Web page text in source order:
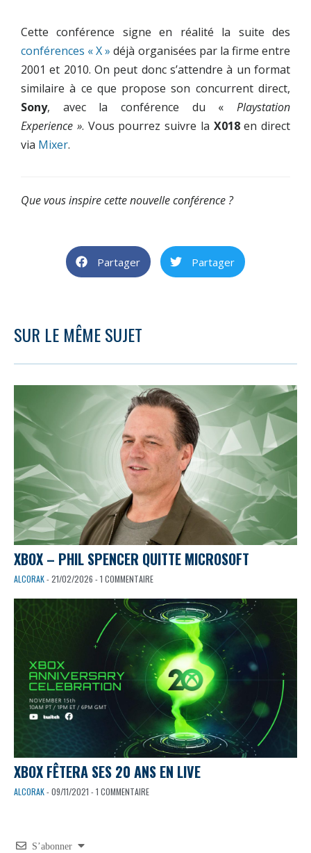
Cette conférence signe en réalité la suite des
conférences « X » déjà organisées par la firme entre
2001 et 2010. On peut donc s’attendre à un format
similaire à ce que propose son concurrent direct,
Sony, avec la conférence du « Playstation
Experience ». Vous pourrez suivre la X018en direct
via Mixer.
Que vous inspire cette nouvelle conférence ?
Partager Partager
SUR LE MÊME SUJET
XBOX – PHIL SPENCER QUITTE MICROSOFT
ALCORAK- 21/02/2026 - 1 COMMENTAIRE
XBOX FÊTERA SES 20 ANS EN LIVE
ALCORAK- 09/11/2021 - 1 COMMENTAIRE
S’abonner